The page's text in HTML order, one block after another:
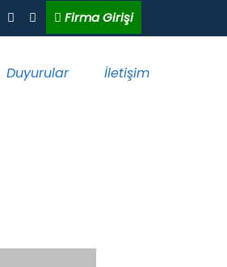
Firma Girişi
Duyurular İletişim